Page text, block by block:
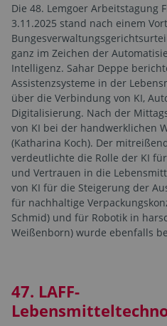
Die 48. Lemgoer Arbeitstagung
3.11.2025 stand nach einem
ganz im Zeichen der
Intelligenz. Sahar Deppe
Assistenzsysteme in der
über die Verbindung von KI,
Digitalisierung. Nach der
von KI bei der handwerklichen
(Katharina Koch). Der
verdeutlichte die Rolle der KI
und Vertrauen in die
von KI für die Steigerung der
für nachhaltige
Schmid) und für Robotik in
Weißenborn) wurde ebenfalls
47. LAFF-